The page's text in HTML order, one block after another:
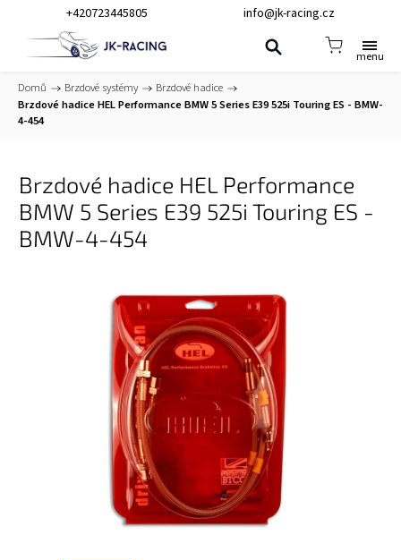
+420723445805 info@jk-racing.cz
Domů / Brzdové systémy / Brzdové hadice /
Brzdové hadice HEL Performance BMW 5 Series E39 525i Touring ES - BMW-
4-454
Brzdové hadice HEL Performance
BMW 5 Series E39 525i Touring ES -
BMW-4-454